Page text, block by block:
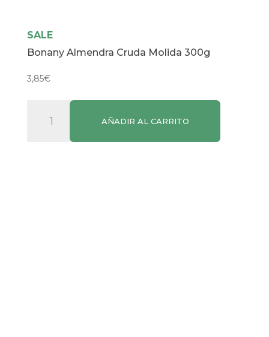
SALE
Bonany Almendra Cruda Molida 300g
3,85€
Almendra
AÑADIR AL CARRITO